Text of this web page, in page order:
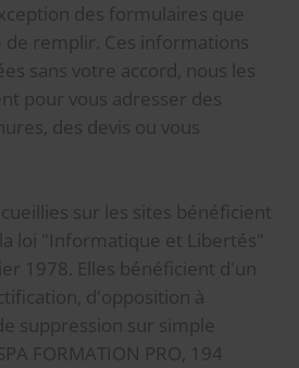
des formulaires que
de remplir. Ces informations
sans votre accord, nous les
pour vous adresser des
des devis ou vous
sur les sites bénéficient
loi "Informatique et Libertés"
1978. Elles bénéficient d'un
d'opposition à
suppression sur simple
FORMATION PRO, 194